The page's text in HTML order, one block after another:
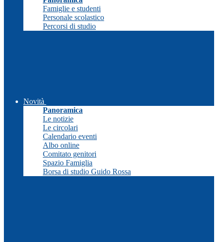
Famiglie e studenti
Personale scolastico
Percorsi di studio
Novità
Panoramica
Le notizie
Le circolari
Calendario eventi
Albo online
Comitato genitori
Spazio Famiglia
Borsa di studio Guido Rossa